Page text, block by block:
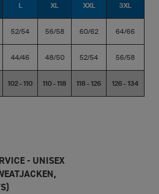
L XL XXL 3XL
52/54 56/58 60/62 64/66
44/46 48/50 52/54 56/58
102 - 110 110 - 118 118 - 126 126 - 134
- UNISEX